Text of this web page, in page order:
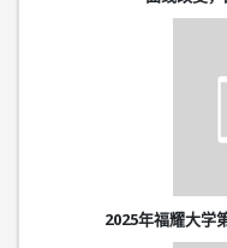
2025年福耀大学